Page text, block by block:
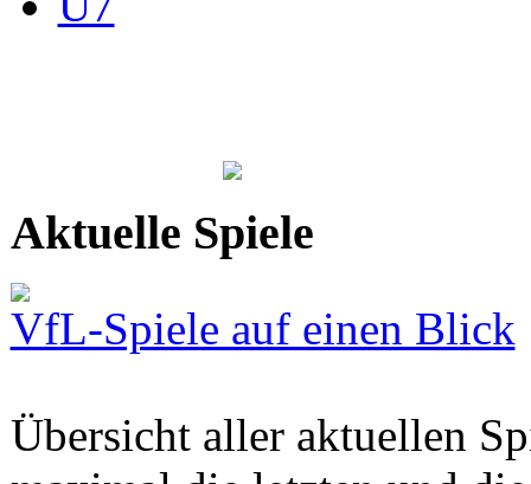
Aktuelle Spiele
VfL-Spiele auf einen Blick
Übersicht aller aktuellen